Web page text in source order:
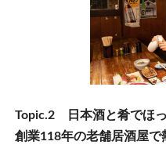
Topic.2 日本酒と肴でほ
創業118年の老舗居酒屋で